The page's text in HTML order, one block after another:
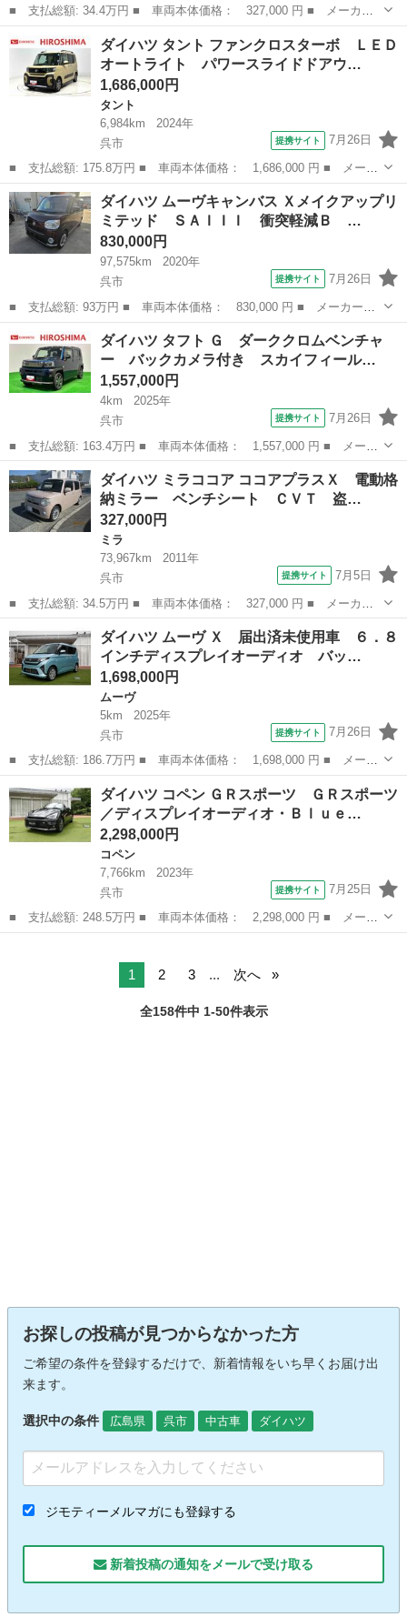
■ 支払総額: 34.4万円 ■ 車両本体価格： 327,000 円 ■ メーカー
名： ダイハツ ■ 車種名： ミライース ■ グレード名： Ｇ キ
ーレスエントリー アイドリングストップ 電動格納ミラー ＣＶ
Ｔ 盗難防止シ...
広島 呉市 ミライース
ダイハツ タント ファンクロスターボ ＬＥＤ
オートライト パワースライドドアウ…
1,686,000円
タント
6,984km
2024年
呉市
提携サイト 7月26日
■ 支払総額: 175.8万円 ■ 車両本体価格： 1,686,000 円 ■ メーカ
ー名： ダイハツ ■ 車種名： タント ■ グレード名： ファンク
ロスターボ ＬＥＤオートライト パワースライドドアウェルカムオ
ープン機...
広島 呉市 タント
ダイハツ ムーヴキャンバス Ｘメイクアップリ
ミテッド ＳＡＩＩＩ 衝突軽減Ｂ …
830,000円
97,575km
2020年
呉市
提携サイト 7月26日
■ 支払総額: 93万円 ■ 車両本体価格： 830,000 円 ■ メーカー
名： ダイハツ ■ 車種名： ムーヴキャンバス ■ グレード名：
Ｘメイクアップリミテッド ＳＡＩＩＩ 衝突軽減Ｂ ＡＴハイビー
ム Ｆカメラ Ｉ...
広島 呉市 ダイハツ
ダイハツ タフト Ｇ ダーククロムベンチャ
ー バックカメラ付き スカイフィール…
1,557,000円
4km
2025年
呉市
提携サイト 7月26日
■ 支払総額: 163.4万円 ■ 車両本体価格： 1,557,000 円 ■ メーカ
ー名： ダイハツ ■ 車種名： タフト ■ グレード名： Ｇ ダー
ククロムベンチャー バックカメラ付き スカイフィールトップ Ｌ
ＥＤオー...
広島 呉市 ダイハツ
ダイハツ ミラココア ココアプラスＸ 電動格
納ミラー ベンチシート ＣＶＴ 盗…
327,000円
ミラ
73,967km
2011年
呉市
提携サイト 7月5日
■ 支払総額: 34.5万円 ■ 車両本体価格： 327,000 円 ■ メーカー
名： ダイハツ ■ 車種名： ミラココア ■ グレード名： ココア
プラスＸ 電動格納ミラー ベンチシート ＣＶＴ 盗難防止システ
ム ＡＢＳ ...
ミラ
ダイハツ ムーヴ Ｘ 届出済未使用車 ６．８
インチディスプレイオーディオ バッ…
1,698,000円
ムーヴ
5km
2025年
呉市
提携サイト 7月26日
■ 支払総額: 186.7万円 ■ 車両本体価格： 1,698,000 円 ■ メーカ
ー名： ダイハツ ■ 車種名： ムーヴ ■ グレード名： Ｘ 届出
済未使用車 ６．８インチディスプレイオーディオ バックカメラ
コンフォ...
広島 呉市 ムーヴ
ダイハツ コペン ＧＲスポーツ ＧＲスポーツ
／ディスプレイオーディオ・Ｂｌｕｅ…
2,298,000円
コペン
7,766km
2023年
呉市
提携サイト 7月25日
■ 支払総額: 248.5万円 ■ 車両本体価格： 2,298,000 円 ■ メーカ
ー名： ダイハツ ■ 車種名： コペン ■ グレード名： ＧＲスポ
1 2 3 ... 次へ
全158件中 1-50件表示
お探しの投稿が見つからなかった方
ご希望の条件を登録するだけで、新着情報をいち早くお届け出
来ます。
選択中の条件 広島県 呉市 中古車 ダイハツ
ジモティーメルマガにも登録する
新着投稿の通知をメールで受け取る